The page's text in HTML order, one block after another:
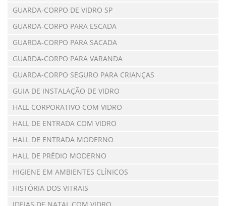
GUARDA-CORPO DE VIDRO SP
GUARDA-CORPO PARA ESCADA
GUARDA-CORPO PARA SACADA
GUARDA-CORPO PARA VARANDA
GUARDA-CORPO SEGURO PARA CRIANÇAS
GUIA DE INSTALAÇÃO DE VIDRO
HALL CORPORATIVO COM VIDRO
HALL DE ENTRADA COM VIDRO
HALL DE ENTRADA MODERNO
HALL DE PRÉDIO MODERNO
HIGIENE EM AMBIENTES CLÍNICOS
HISTÓRIA DOS VITRAIS